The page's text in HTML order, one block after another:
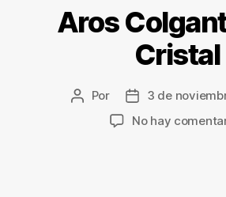
Aros
Cristal
Autor
Por
Fecha
de
3 de
No hay